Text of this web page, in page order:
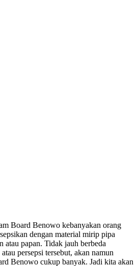
Board Benowo kebanyakan orang
dengan material mirip pipa
atau papan. Tidak jauh berbeda
persepsi tersebut, akan namun
Benowo cukup banyak. Jadi kita akan